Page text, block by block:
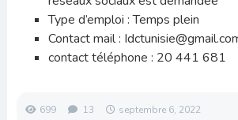
Type d’emploi : Temps plein
Contact mail :
contact téléphone : 20 441 681
699 13 septembre 6, 2022